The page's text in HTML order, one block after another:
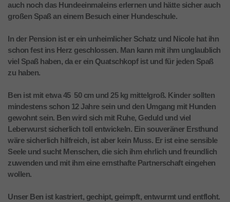
auch noch das Hundeeinmaleins erlernen und hätte sicher auch
großen Spaß an einem Besuch einer Hundeschule.
In der Pension ist er ein unheimlicher Schatz und Nicole hat ihn
schon fest ins Herz geschlossen. Man kann mit ihm unglaublich
viel Spaß haben, da er ein Quatschkopf ist und für jeden Spaß
zu haben.
Ben ist mit etwa 45  50 cm und 25 kg mittelgroß. Kinder sollten
mindestens schon 12 Jahre sein und den Umgang mit Hunden
gewohnt sein. Ben wird sich mit Ruhe, Geduld und viel
Leberwurst sicherlich toll entwickeln. Ein souveräner Ersthund
wäre sicherlich hilfreich, ist aber kein Muss. Er ist eine sensible
Seele und sucht Menschen, die sich ihm ehrlich und freundlich
zuwenden und mit ihm eine ernsthafte Partnerschaft eingehen
wollen.
Unser Ben ist kastriert, gechipt, geimpft, entwurmt und entfloht.